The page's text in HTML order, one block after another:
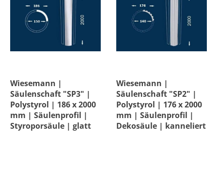
Breite
Durchmesser
Höhe
Innendurchmesser
Wiesemann |
Säulenschaft "SP3" |
Polystyrol | 186 x 2000
mm | Säulenprofil |
Styroporsäule | glatt
Wiesemann |
Säulenschaft "SP2" |
Polystyrol | 176 x 2000
mm | Säulenprofil |
Dekosäule | kanneliert